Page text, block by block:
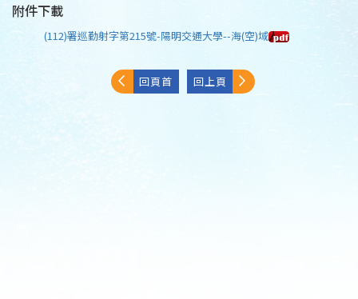
附件下載
(112)署巡勤射字第215號-陽明交通大學--海(空)域
回頁首 回上頁